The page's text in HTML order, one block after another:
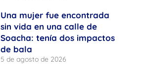
Una mujer fue encontrada
sin vida en una calle de
Soacha: tenía dos impactos
de bala
5 de agosto de 2026